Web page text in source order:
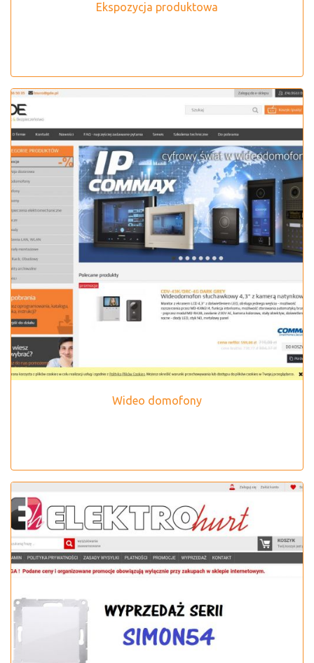
Ekspozycja produktowa
Wideo domofony